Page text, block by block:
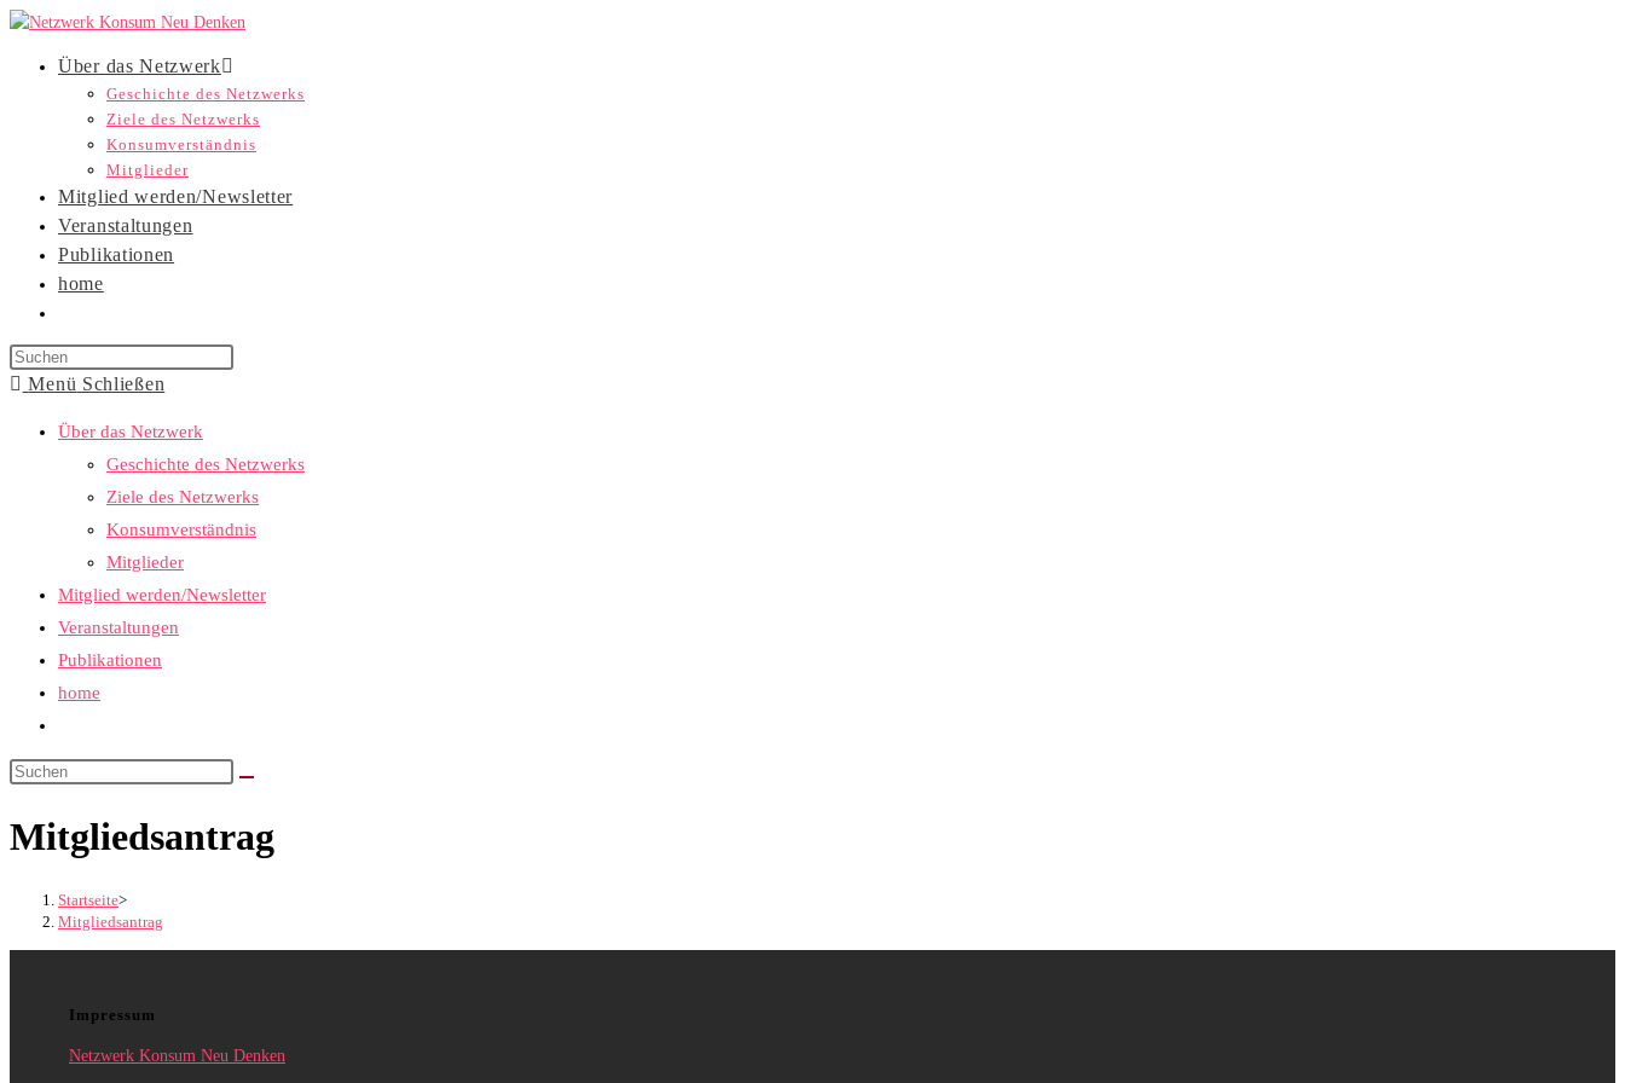
Zum
springenÜber das Netzwerk
Geschichte des Netzwerks
Ziele des Netzwerks
Konsumverständnis
Mitglieder
Mitglied werden/Newsletter
Veranstaltungen
Publikationen
home
Suche
umschalten
Menü Schließen
Über das Netzwerk
Geschichte des Netzwerks
Ziele des Netzwerks
Konsumverständnis
Mitglieder
Mitglied werden/Newsletter
Veranstaltungen
Publikationen
home
Suche
umschalten
Mitgliedsantrag
Startseite>
Mitgliedsantrag
Impressum
Netzwerk Konsum Neu Denken